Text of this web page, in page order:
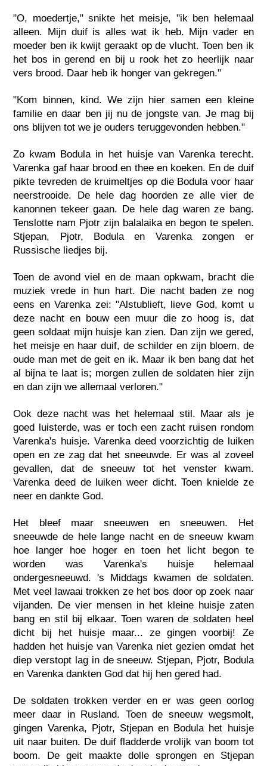
"O, moedertje," snikte het meisje, "ik ben helemaal
alleen. Mijn duif is alles wat ik heb. Mijn vader en
moeder ben ik kwijt geraakt op de vlucht. Toen ben ik
het bos in gerend en bij u rook het zo heerlijk naar
vers brood. Daar heb ik honger van gekregen."
"Kom binnen, kind. We zijn hier samen een kleine
familie en daar ben jij nu de jongste van. Je mag bij
ons blijven tot we je ouders teruggevonden hebben."
Zo kwam Bodula in het huisje van Varenka terecht.
Varenka gaf haar brood en thee en koeken. En de duif
pikte tevreden de kruimeltjes op die Bodula voor haar
neerstrooide. De hele dag hoorden ze alle vier de
kanonnen tekeer gaan. De hele dag waren ze bang.
Tenslotte nam Pjotr zijn balalaika en begon te spelen.
Stjepan, Pjotr, Bodula en Varenka zongen er
Russische liedjes bij.
Toen de avond viel en de maan opkwam, bracht die
muziek vrede in hun hart. Die nacht baden ze nog
eens en Varenka zei: "Alstublieft, lieve God, komt u
deze nacht en bouw een muur die zo hoog is, dat
geen soldaat mijn huisje kan zien. Dan zijn we gered,
het meisje en haar duif, de schilder en zijn bloem, de
oude man met de geit en ik. Maar ik ben bang dat het
al bijna te laat is; morgen zullen de soldaten hier zijn
en dan zijn we allemaal verloren."
Ook deze nacht was het helemaal stil. Maar als je
goed luisterde, was er toch een zacht ruisen rondom
Varenka's huisje. Varenka deed voorzichtig de luiken
open en ze zag dat het sneeuwde. Er was al zoveel
gevallen, dat de sneeuw tot het venster kwam.
Varenka deed de luiken weer dicht. Toen knielde ze
neer en dankte God.
Het bleef maar sneeuwen en sneeuwen. Het
sneeuwde de hele lange nacht en de sneeuw kwam
hoe langer hoe hoger en toen het licht begon te
worden was Varenka's huisje helemaal
ondergesneeuwd. 's Middags kwamen de soldaten.
Met veel lawaai trokken ze het bos door op zoek naar
vijanden. De vier mensen in het kleine huisje zaten
bang en stil bij elkaar. Toen waren de soldaten heel
dicht bij het huisje maar... ze gingen voorbij! Ze
hadden het huisje van Varenka niet gezien omdat het
diep verstopt lag in de sneeuw. Stjepan, Pjotr, Bodula
en Varenka dankten God dat hij hen gered had.
De soldaten trokken verder en er was geen oorlog
meer daar in Rusland. Toen de sneeuw wegsmolt,
gingen Varenka, Pjotr, Stjepan en Bodula het huisje
uit naar buiten. De duif fladderde vrolijk van boom tot
boom. De geit maakte dolle sprongen en Stjepan